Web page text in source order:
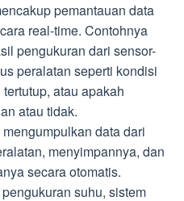
pemantauan data
real-time. Contohnya
pengukuran dari sensor-
peralatan seperti kondisi
atau apakah
atau tidak.
data dari
menyimpannya, dan
secara otomatis.
suhu, sistem